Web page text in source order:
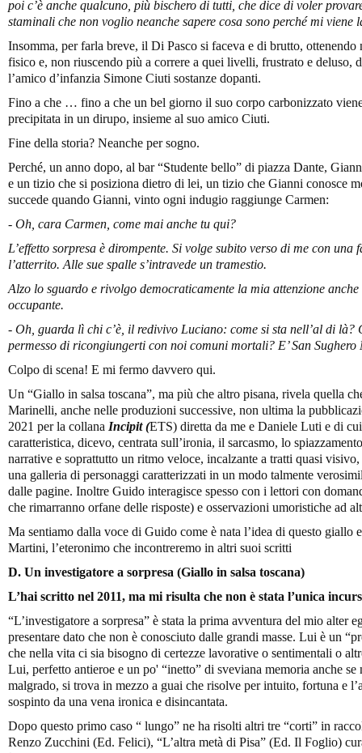
poi c’è anche qualcuno, più bischero di tutti, che dice di voler
staminali che non voglio neanche sapere cosa sono perché mi viene
Insomma, per farla breve, il Di Pasco si faceva e di brutto,
fisico e, non riuscendo più a correre a quei livelli, frustrato e deluso,
l’amico d’infanzia Simone Ciuti sostanze dopanti.
Fino a che … fino a che un bel giorno il suo corpo carbonizzato
precipitata in un dirupo, insieme al suo amico Ciuti.
Fine della storia? Neanche per sogno.
Perché, un anno dopo, al bar “Studente bello” di piazza Dante,
e un tizio che si posiziona dietro di lei, un tizio che Gianni conosce
succede quando Gianni, vinto ogni indugio raggiunge Carmen:
- Oh, cara Carmen, come mai anche tu qui?
L’effetto sorpresa è dirompente. Si volge subito verso di me con una
l’atterrito. Alle sue spalle s’intravede un tramestio.
Alzo lo sguardo e rivolgo democraticamente la mia attenzione
occupante.
- Oh, guarda lì chi c’è, il redivivo Luciano: come si sta nell’al di
permesso di ricongiungerti con noi comuni mortali? E’ San Sughero
Colpo di scena! E mi fermo davvero qui.
Un “Giallo in salsa toscana”, ma più che altro pisana, rivela quella
Marinelli, anche nelle produzioni successive, non ultima la
2021 per la collana Incipit (ETS) diretta da me e Daniele Luti e di
caratteristica, dicevo, centrata sull’ironia, il sarcasmo, lo
narrative e soprattutto un ritmo veloce, incalzante a tratti quasi
una galleria di personaggi caratterizzati in un modo talmente
dalle pagine. Inoltre Guido interagisce spesso con i lettori con
che rimarranno orfane delle risposte) e osservazioni umoristiche ad
Ma sentiamo dalla voce di Guido come è nata l’idea di questo giallo
Martini, l’eteronimo che incontreremo in altri suoi scritti
D. Un investigatore a sorpresa (Giallo in salsa toscana)
L’hai scritto nel 2011, ma mi risulta che non è stata l’unica
“L’investigatore a sorpresa” è stata la prima avventura del mio alter
presentare dato che non è conosciuto dalle grandi masse. Lui è un
che nella vita ci sia bisogno di certezze lavorative o sentimentali o
Lui, perfetto antieroe e un po' “inetto” di sveviana memoria anche
malgrado, si trova in mezzo a guai che risolve per intuito, fortuna e
sospinto da una vena ironica e disincantata.
Dopo questo primo caso “ lungo” ne ha risolti altri tre “corti” in
Renzo Zucchini (Ed. Felici), “L’altra metà di Pisa” (Ed. Il Foglio)